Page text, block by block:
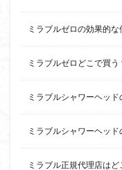
ミラブルゼロの効果的
ミラブルゼロどこで買
ミラブルシャワーヘッ
ミラブルシャワーヘッ
ミラブル正規代理店は